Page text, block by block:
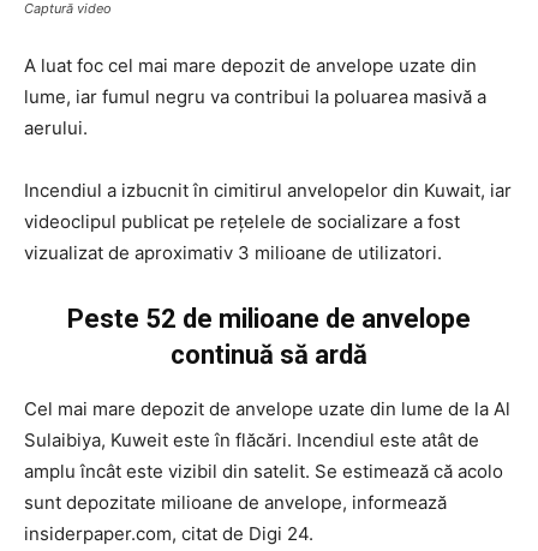
Captură video
A luat foc cel mai mare depozit de anvelope uzate din
lume, iar fumul negru va contribui la poluarea masivă a
aerului.
Incendiul a izbucnit în cimitirul anvelopelor din Kuwait, iar
videoclipul publicat pe rețelele de socializare a fost
vizualizat de aproximativ 3 milioane de utilizatori.
Peste 52 de milioane de anvelope
continuă să ardă
Cel mai mare depozit de anvelope uzate din lume de la Al
Sulaibiya, Kuweit este în flăcări. Incendiul este atât de
amplu încât este vizibil din satelit. Se estimează că acolo
sunt depozitate milioane de anvelope, informează
insiderpaper.com, citat de Digi 24.